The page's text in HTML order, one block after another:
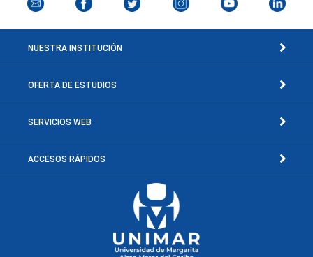
NUESTRA INSTITUCIÓN
OFERTA DE ESTUDIOS
SERVICIOS WEB
ACCESOS RÁPIDOS